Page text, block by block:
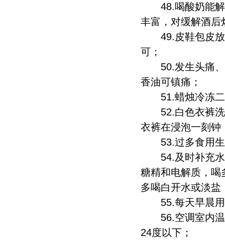
48.喝酸奶能解
丰富，对缓解酒后
49.皮鞋包皮放
可；
50.发生头痛、
香油可镇痛；
51.蜡烛冷冻二
52.白色衣裤洗
衣裤在浸泡一刻钟
53.过多食用生
54.及时补充水
糖精和电解质，喝
多喝白开水或淡盐
55.每天早晨用
56.空调室内温
24度以下；